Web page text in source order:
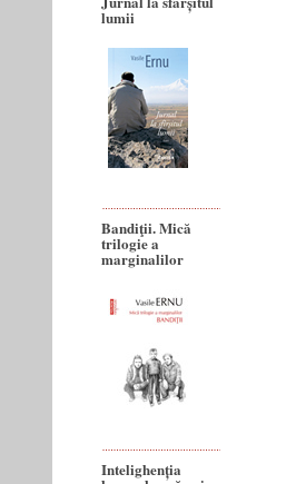
lumii
Bandiţii. Mică
trilogie a
marginalilor
Intelighenția